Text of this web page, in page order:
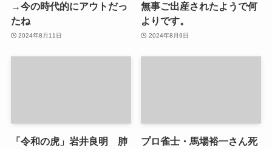
→今の時代的にアウトだっ
たね
2024年8月11日
無事ご出産されたようで何
よりです。
2024年8月9日
「令和の虎」岩井良明 肺
プロ雀士・馬場裕一さん死